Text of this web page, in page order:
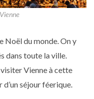
Noël du monde. On y
dans toute la ville.
Vienne à cette
séjour féerique.